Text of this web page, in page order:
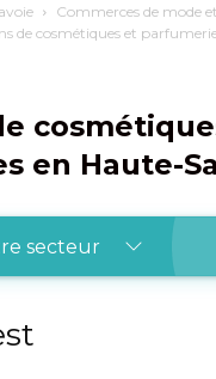
Commerces de mode
de cosmétiques et
en Haute-
secteur